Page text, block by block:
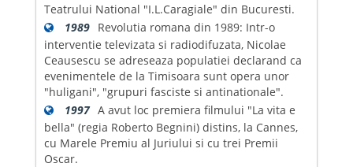
Teatrului National "I.L.Caragiale" din Bucuresti.
1989 Revolutia romana din 1989: Intr-o
interventie televizata si radiodifuzata, Nicolae
Ceausescu se adreseaza populatiei declarand ca
evenimentele de la Timisoara sunt opera unor
"huligani", "grupuri fasciste si antinationale".
1997 A avut loc premiera filmului "La vita e
bella" (regia Roberto Begnini) distins, la Cannes,
cu Marele Premiu al Juriului si cu trei Premii
Oscar.